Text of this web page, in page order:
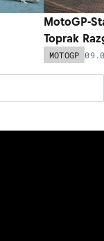
MotoGP-
Toprak
MOTOGP